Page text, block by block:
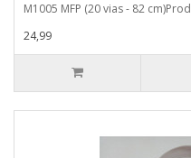
M1005 MFP (20 vias - 82
24,99